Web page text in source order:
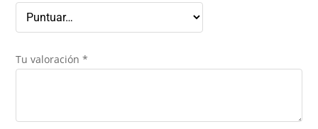
Tu valoración*